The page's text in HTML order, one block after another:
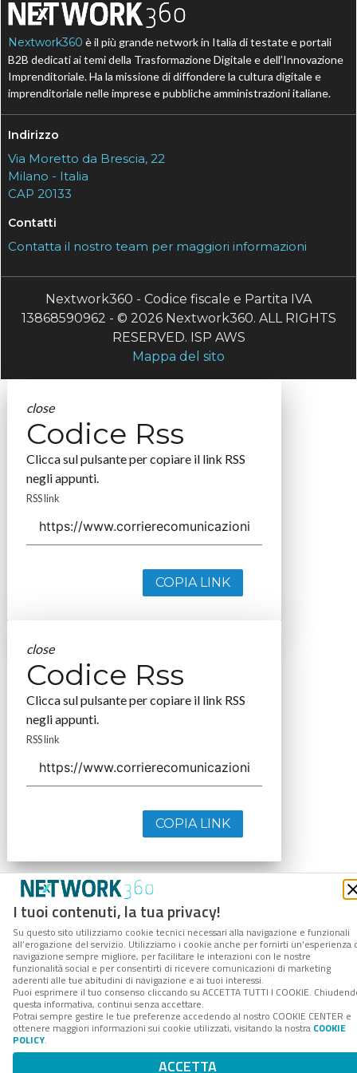
I tuoi contenuti, la tua privacy!
Su questo sito utilizziamo cookie tecnici necessari alla navigazione e funzionali
all’erogazione del servizio. Utilizziamo i cookie anche per fornirti un’esperienza
navigazione sempre migliore, per facilitare le interazioni con le nostre
funzionalità social e per consentirti di ricevere comunicazioni di marketing
aderenti alle tue abitudini di navigazione e ai tuoi interessi.
Puoi esprimere il tuo consenso cliccando su ACCETTA TUTTI I COOKIE.
questa informativa, continui senza accettare.
Potrai sempre gestire le tue preferenze accedendo al nostro COOKIE CENTER e
ottenere maggiori informazioni sui cookie utilizzati, visitando la nostra COOKIE
POLICY.
ACCETTA
Nextwork360 è il più grande network in Italia di testate e portali
B2B dedicati ai temi della Trasformazione Digitale e dell’Innovazione
Imprenditoriale. Ha la missione di diffondere la cultura digitale e
imprenditoriale nelle imprese e pubbliche amministrazioni italiane.
Indirizzo
Via Moretto da Brescia, 22
Milano - Italia
CAP 20133
Contatti
Contatta il nostro team per maggiori informazioni
Nextwork360 - Codice fiscale e Partita IVA
13868590962 - © 2026 Nextwork360. ALL RIGHTS
RESERVED. ISP AWS
Mappa del sito
close
Codice Rss
Clicca sul pulsante per copiare il link RSS
negli appunti.
RSS link
COPIA LINK
close
Codice Rss
Clicca sul pulsante per copiare il link RSS
negli appunti.
RSS link
COPIA LINK